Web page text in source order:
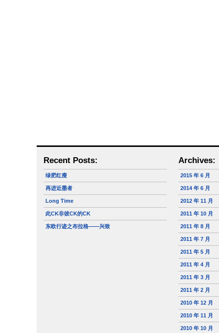
Recent Posts:
绿肥红瘦
再进近墨者
Long Time
此CK非彼CK的CK
东欧行迹之布拉格——兴致
Archives:
2015 年 6 月
2014 年 6 月
2012 年 11 月
2011 年 10 月
2011 年 8 月
2011 年 7 月
2011 年 5 月
2011 年 4 月
2011 年 3 月
2011 年 2 月
2010 年 12 月
2010 年 11 月
2010 年 10 月